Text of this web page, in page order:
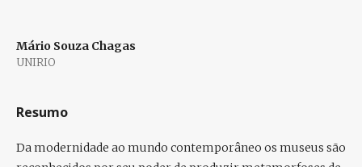
Mário Souza Chagas
UNIRIO
Resumo
Da modernidade ao mundo contemporâneo os museus são